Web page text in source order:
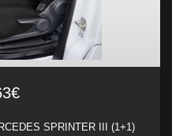
SPRINTER III (1+1)